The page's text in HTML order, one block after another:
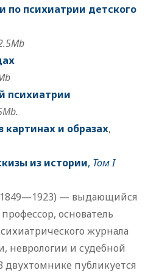
по психиатрии детского
психиатрии
и образах,
из истории, Том I
— выдающийся
основатель
журнала
неврологии и судебной
двухтомнике публикуется